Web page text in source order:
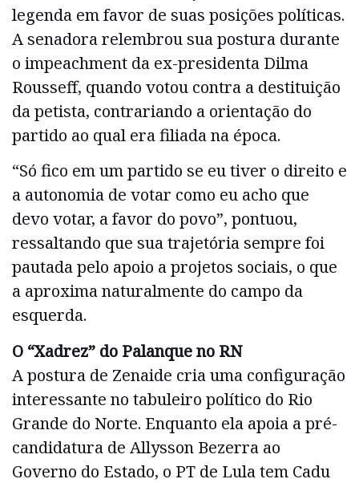
legenda em favor de suas posições políticas.
A senadora relembrou sua postura durante
o impeachment da ex-presidenta Dilma
Rousseff, quando votou contra a destituição
da petista, contrariando a orientação do
partido ao qual era filiada na época.
“Só fico em um partido se eu tiver o direito e
a autonomia de votar como eu acho que
devo votar, a favor do povo”, pontuou,
ressaltando que sua trajetória sempre foi
pautada pelo apoio a projetos sociais, o que
a aproxima naturalmente do campo da
esquerda.
O “Xadrez” do Palanque no RN
A postura de Zenaide cria uma configuração
interessante no tabuleiro político do Rio
Grande do Norte. Enquanto ela apoia a pré-
candidatura de Allysson Bezerra ao
Governo do Estado, o PT de Lula tem Cadu